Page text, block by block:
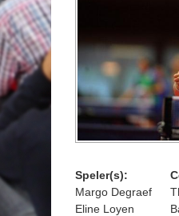
Speler(s):
Margo Degraef
Eline Loyen